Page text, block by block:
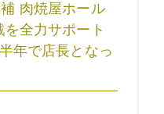
肉焼屋ホール
全力サポート
年で店長となっ